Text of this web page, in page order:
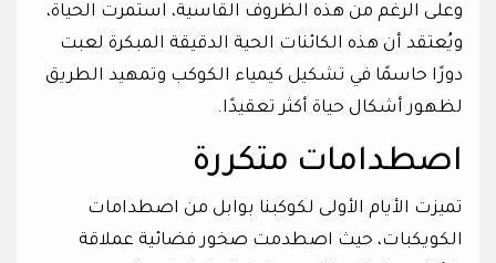
وعلى الرغم من هذه الظروف القاسية، استمرت الحياة،
ويُعتقد أن هذه الكائنات الحية الدقيقة المبكرة لعبت
دورًا حاسمًا في تشكيل كيمياء الكوكب وتمهيد الطريق
لظهور أشكال حياة أكثر تعقيدًا.
اصطدامات متكررة
تميزت الأيام الأولى لكوكبنا بوابل من اصطدامات
الكويكبات، حيث اصطدمت صخور فضائية عملاقة